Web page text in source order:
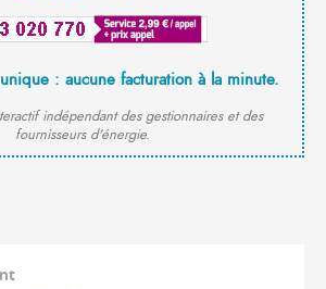
: aucune facturation à la minute.
indépendant des gestionnaires et des
fournisseurs d'énergie.